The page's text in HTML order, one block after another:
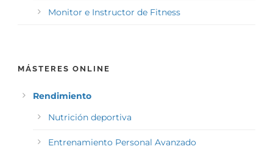
Monitor e Instructor de Fitness
MÁSTERES ONLINE
Rendimiento
Nutrición deportiva
Entrenamiento Personal Avanzado